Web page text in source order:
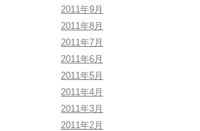
2011年9月
2011年8月
2011年7月
2011年6月
2011年5月
2011年4月
2011年3月
2011年2月